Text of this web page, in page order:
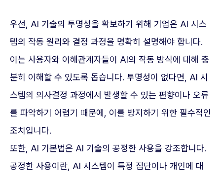
우선, AI 기술의 투명성을 확보하기 위해 기업은 AI 시스
템의 작동 원리와 결정 과정을 명확히 설명해야 합니다.
이는 사용자와 이해관계자들이 AI의 작동 방식에 대해 충
분히 이해할 수 있도록 돕습니다. 투명성이 없다면, AI 시
스템의 의사결정 과정에서 발생할 수 있는 편향이나 오류
를 파악하기 어렵기 때문에, 이를 방지하기 위한 필수적인
조치입니다.
또한, AI 기본법은 AI 기술의 공정한 사용을 강조합니다.
공정한 사용이란, AI 시스템이 특정 집단이나 개인에 대